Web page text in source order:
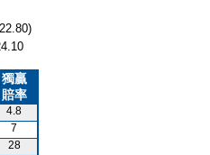
獨贏
賠率
4.8
7
28